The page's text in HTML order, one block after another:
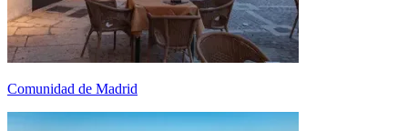
Comunidad de Madrid